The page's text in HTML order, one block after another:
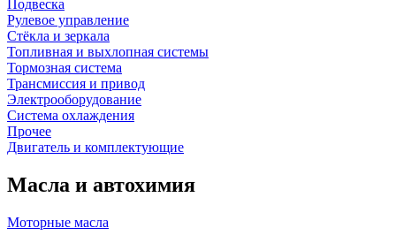
Подвеска
Рулевое управление
Стёкла и зеркала
Топливная и выхлопная системы
Тормозная система
Трансмиссия и привод
Электрооборудование
Система охлаждения
Прочее
Двигатель и комплектующие
Масла и автохимия
Моторные масла